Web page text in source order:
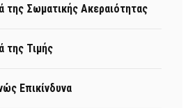
της Σωματικής Ακεραιότητας
της Τιμής
Επικίνδυνα